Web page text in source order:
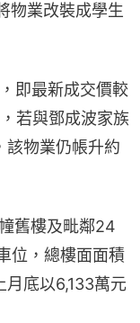
物業改裝成學生
即最新成交價較
若與鄧成波家族
該物業仍帳升約
舊樓及毗鄰24
位，總樓面面積
月底以6,133萬元